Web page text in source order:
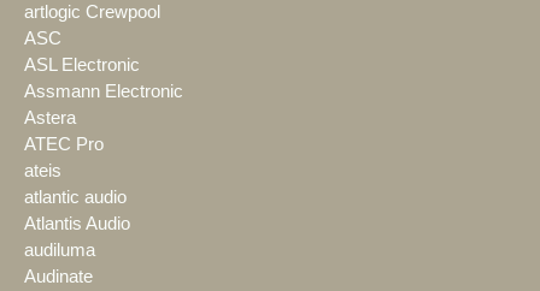
artlogic Crewpool
ASC
ASL Electronic
Assmann Electronic
Astera
ATEC Pro
ateis
atlantic audio
Atlantis Audio
audiluma
Audinate